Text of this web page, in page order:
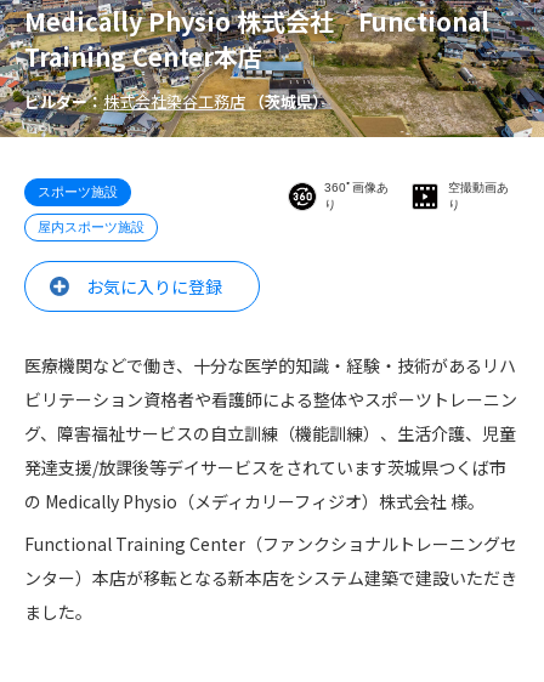
Medically Physio 株式会社 Functional
Training Center本店
ビルダー：株式会社染谷工務店 （茨城県）
スポーツ施設
屋内スポーツ施設
360ﾟ画像あ
り
空撮動画あ
り
お気に入りに登録
医療機関などで働き、十分な医学的知識・経験・技術があるリハ
ビリテーション資格者や看護師による整体やスポーツトレーニン
グ、障害福祉サービスの自立訓練（機能訓練）、生活介護、児童
発達支援/放課後等デイサービスをされています茨城県つくば市
の Medically Physio（メディカリーフィジオ）株式会社 様。
Functional Training Center（ファンクショナルトレーニングセ
ンター）本店が移転となる新本店をシステム建築で建設いただき
ました。